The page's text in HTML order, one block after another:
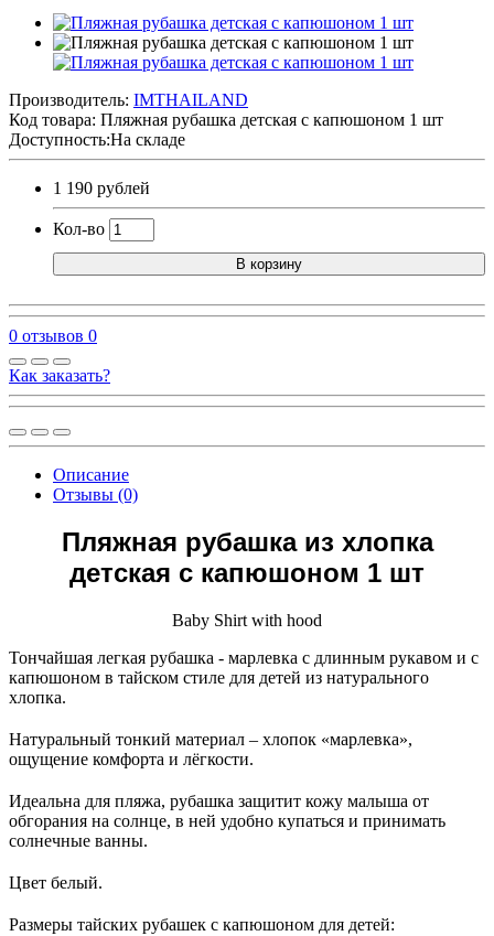
Производитель: IMTHAILAND
Код товара: Пляжная рубашка детская с капюшоном 1 шт
Доступность:На складе
1 190 рублей
Кол-во
В корзину
0 отзывов 0
Как заказать?
Описание
Отзывы (0)
Пляжная рубашка из хлопка
детская с капюшоном 1 шт
Baby Shirt with hood
Тончайшая легкая рубашка - марлевка с длинным рукавом и с
капюшоном в тайском стиле для детей из натурального
хлопка.
Натуральный тонкий материал – хлопок «марлевка»,
ощущение комфорта и лёгкости.
Идеальна для пляжа, рубашка защитит кожу малыша от
обгорания на солнце, в ней удобно купаться и принимать
солнечные ванны.
Цвет белый.
Размеры тайских рубашек с капюшоном для детей: